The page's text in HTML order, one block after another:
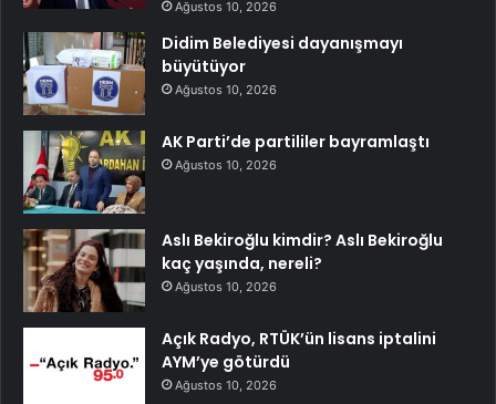
Ağustos 10, 2026
Didim Belediyesi dayanışmayı
büyütüyor
Ağustos 10, 2026
AK Parti’de partililer bayramlaştı
Ağustos 10, 2026
Aslı Bekiroğlu kimdir? Aslı Bekiroğlu
kaç yaşında, nereli?
Ağustos 10, 2026
Açık Radyo, RTÜK’ün lisans iptalini
AYM’ye götürdü
Ağustos 10, 2026